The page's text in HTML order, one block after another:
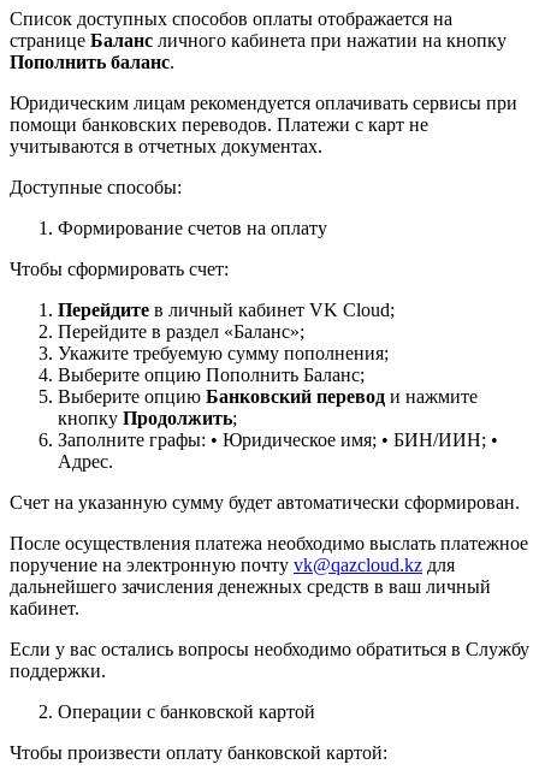
Список доступных способов оплаты отображается на
странице Баланс личного кабинета при нажатии на кнопку
Пополнить баланс.
Юридическим лицам рекомендуется оплачивать сервисы при
помощи банковских переводов. Платежи с карт не
учитываются в отчетных документах.
Доступные способы:
Формирование счетов на оплату
Чтобы сформировать счет:
Перейдите в личный кабинет VK Cloud;
Перейдите в раздел «Баланс»;
Укажите требуемую сумму пополнения;
Выберите опцию Пополнить Баланс;
Выберите опцию Банковский перевод и нажмите
кнопку Продолжить;
Заполните графы: • Юридическое имя; • БИН/ИИН; •
Адрес.
Счет на указанную сумму будет автоматически сформирован.
После осуществления платежа необходимо выслать платежное
поручение на электронную почту vk@qazcloud.kz для
дальнейшего зачисления денежных средств в ваш личный
кабинет.
Если у вас остались вопросы необходимо обратиться в Службу
поддержки.
Операции с банковской картой
Чтобы произвести оплату банковской картой: